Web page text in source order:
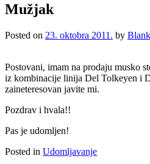
Mužjak
Posted on 23. oktobra 2011. by
Postovani, imam na prodaju musko
iz kombinacije linija Del Tolkeyen i
zaineteresovan javite mi.
Pozdrav i hvala!!
Pas je udomljen!
Posted in Udomljavanje